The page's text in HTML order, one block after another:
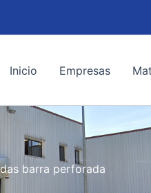
Inicio Empresas
barra perforada